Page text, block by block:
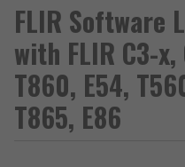
FLIR Software
with FLIR C3-
T860, E54,
T865, E86